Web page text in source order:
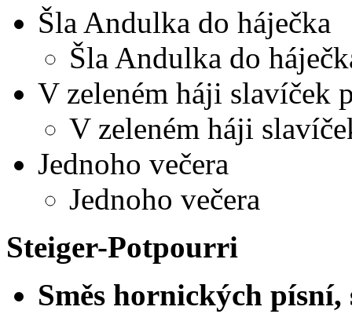
Šla Andulka do háječka
Šla Andulka do
V zeleném háji slavíček
V zeleném háji
Jednoho večera
Jednoho večera
Steiger-Potpourri
Směs hornických písní,